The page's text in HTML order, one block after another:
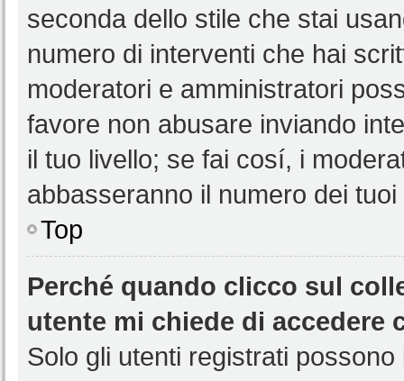
seconda dello stile che stai
numero di interventi che hai
moderatori e amministratori
favore non abusare inviando
il tuo livello; se fai cosí, i
abbasseranno il numero dei
Top
Perché quando clicco sul
utente mi chiede di accedere
Solo gli utenti registrati